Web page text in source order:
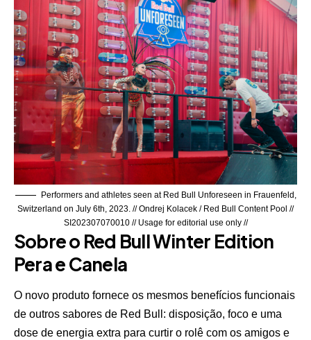
Performers and athletes seen at Red Bull Unforeseen in Frauenfeld,
Switzerland on July 6th, 2023. // Ondrej Kolacek / Red Bull Content Pool //
SI202307070010 // Usage for editorial use only //
Sobre o Red Bull Winter Edition
Pera e Canela
O novo produto fornece os mesmos benefícios funcionais
de outros sabores de Red Bull: disposição, foco e uma
dose de energia extra para curtir o rolê com os amigos e